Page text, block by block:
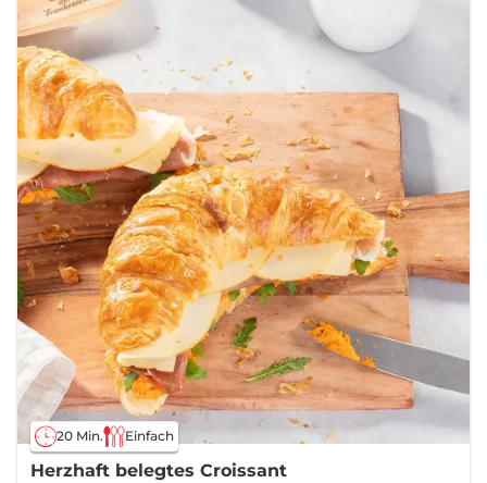
20 Min. Einfach
Herzhaft belegtes Croissant